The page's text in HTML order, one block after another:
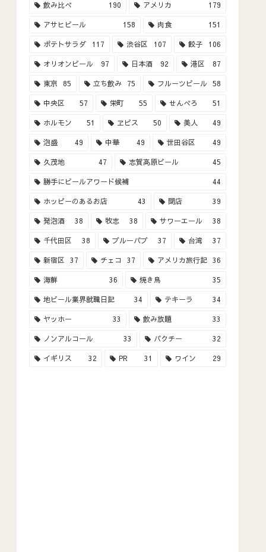
飲み比べ 190 アメリカ 179
アサヒビール 158 肉食 151
ポテトサラダ 117 渋谷区 107 餃子 106
オリオンビール 97 日本酒 92 港区 87
東京 85 立ち飲み 75 フルーツビール 58
中央区 57 栄町 55 せんべろ 51
ホルモン 51 ヱビス 50 美人 49
泡盛 49 中華 49 世田谷区 49
久茂地 47 志賀高原ビール 45
勝手にビールアワード候補 44
ホッピーのあるお店 43 閉店 39
発泡酒 38 牧志 38 サワーエール 38
千代田区 38 ブルーパブ 37 台湾 37
新宿区 37 チェコ 37 アメリカ旅行記 36
海鮮 36 焼き鳥 35
地ビール業界就職日記 34 テキーラ 34
ヤッホー 33 飲み放題 33
ノンアルコール 33 パクチー 32
イギリス 32 PR 31 ワイン 29